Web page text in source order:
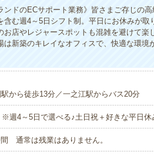
ンドのECサポート業務》皆さまご存じの
む週4～5日シフト制。平日にお休みが取
店やレジャースポットも混雑を避けて楽
新築のキレイなオフィスで、快適な環境
から徒歩13分／一之江駅からバス20分
週4～5日で選べる♪土日祝＋好きな平日休
通常は残業はありません。